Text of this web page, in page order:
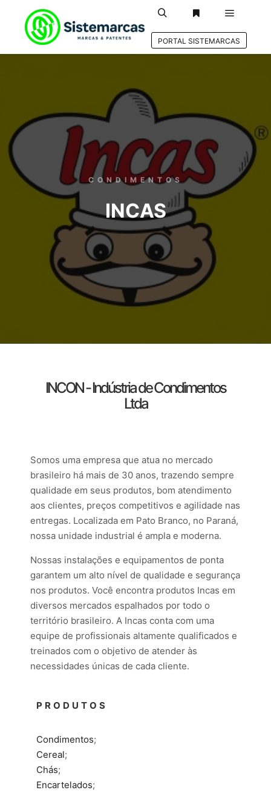
PORTAL SISTEMARCAS
CONDIMENTOS
INCAS
INCON - Indústria de Condimentos
Ltda
Somos uma empresa que atua no mercado
brasileiro há mais de 30 anos, trazendo sempre
qualidade em seus produtos, bom atendimento
aos clientes, preços competitivos e agilidade nas
entregas. Localizada em Pato Branco, no Paraná,
nossa unidade industrial é ampla e moderna.
Nossas instalações e equipamentos de ponta
garantem um alto nível de qualidade e segurança
nos produtos. Você encontra produtos Incas em
diversos mercados espalhados por todo o
território brasileiro. A Incas conta com uma
equipe de profissionais altamente qualificados e
treinados com o objetivo de atender às
necessidades únicas de cada cliente.​
PRODUTOS
Condimentos;
Cereal;
Chás;
Encartelados;